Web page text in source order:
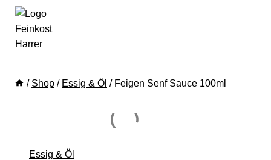
/ Shop / Essig & Öl / Feigen Senf Sauce 100ml
Essig & Öl